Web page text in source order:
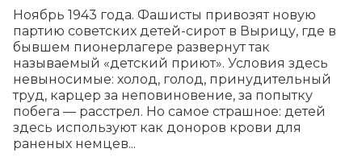
Ноябрь 1943 года. Фашисты привозят новую
партию советских детей-сирот в Вырицу, где в
бывшем пионерлагере развернут так
называемый «детский приют». Условия здесь
невыносимые: холод, голод, принудительный
труд, карцер за неповиновение, за попытку
побега — расстрел. Но самое страшное: детей
здесь используют как доноров крови для
раненых немцев...